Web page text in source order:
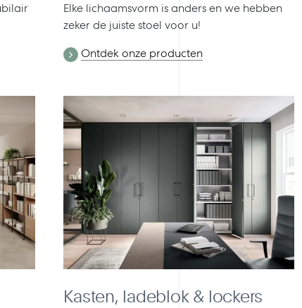
Elke lichaamsvorm is anders en we hebben
zeker de juiste stoel voor u!
Ontdek onze producten
Kasten, ladeblok & lockers